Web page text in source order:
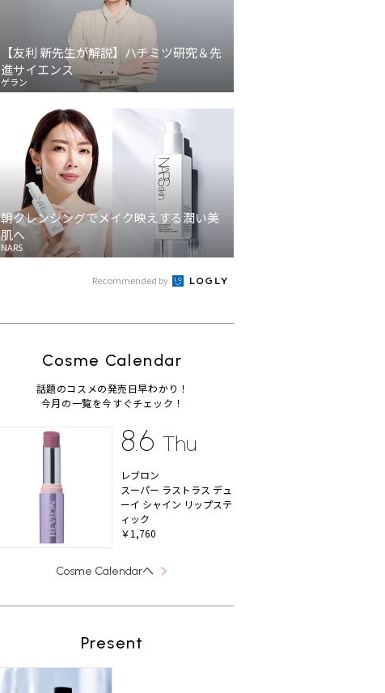
【友利 新先生が解説】ハチミツ研究＆先
進サイエンス
ゲラン
朝クレンジングでメイク映えする潤い美
肌へ
NARS
Recommended by
Cosme Calendar
話題のコスメの発売日早わかり！
今月の一覧を今すぐチェック！
8.6 Thu
レブロン
スーパー ラストラス デュ
ーイ シャイン リップステ
ィック
￥1,760
Cosme Calendarへ
Present